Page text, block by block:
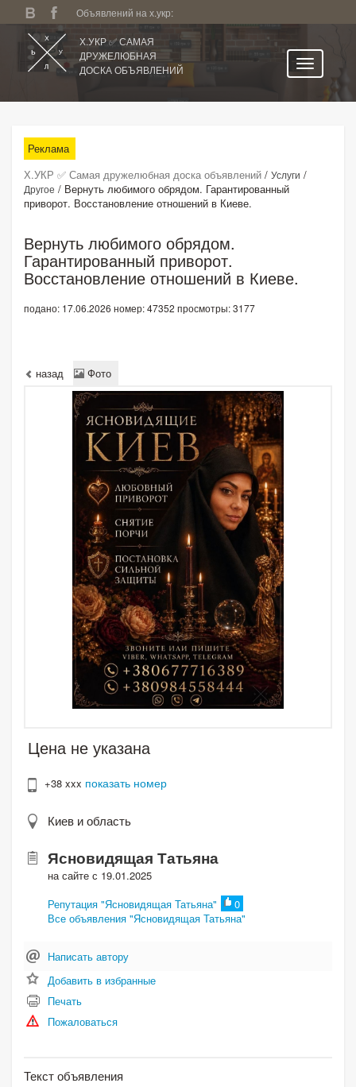
Объявлений на х.укр:
Х.УКР ✅ САМАЯ
ДРУЖЕЛЮБНАЯ
ДОСКА ОБЪЯВЛЕНИЙ
Все регионы
Категории
Избранное
Личный кабинет
Поиск по сайту
Подать объявление
Реклама
Х.УКР ✅ Самая дружелюбная доска объявлений / Услуги /
Другое / Вернуть любимого обрядом. Гарантированный
приворот. Восстановление отношений в Киеве.
Вернуть любимого обрядом.
Гарантированный приворот.
Восстановление отношений в Киеве.
подано: 17.06.2026 номер: 47352 просмотры: 3177
назад Фото
Цена не указана
+38 xxx показать номер
Киев и область
Ясновидящая Татьяна
на сайте с 19.01.2025
Репутация "Ясновидящая Татьяна"
0
Все объявления "Ясновидящая Татьяна"
Написать автору
Добавить в избранные
Печать
Пожаловаться
Текст объявления